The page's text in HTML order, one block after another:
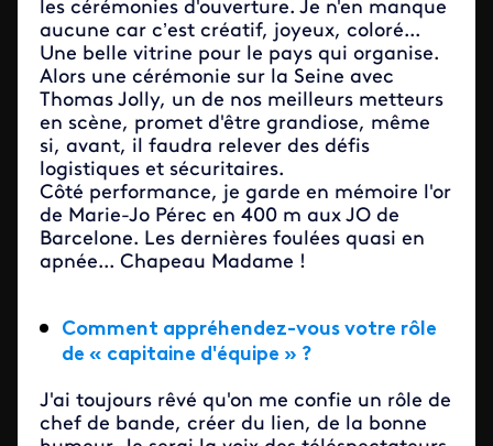
les cérémonies d'ouverture. Je n'en manque
aucune car c’est créatif, joyeux, coloré...
Une belle vitrine pour le pays qui organise.
Alors une cérémonie sur la Seine avec
Thomas Jolly, un de nos meilleurs metteurs
en scène, promet d'être grandiose, même
si, avant, il faudra relever des défis
logistiques et sécuritaires.
Côté performance, je garde en mémoire l'or
de Marie-Jo Pérec en 400 m aux JO de
Barcelone. Les dernières foulées quasi en
apnée... Chapeau Madame !
Comment appréhendez-vous votre rôle
de « capitaine d'équipe » ?
J'ai toujours rêvé qu'on me confie un rôle de
chef de bande, créer du lien, de la bonne